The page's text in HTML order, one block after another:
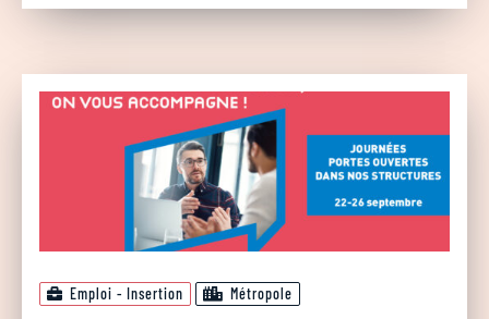
Emploi - Insertion Métropole